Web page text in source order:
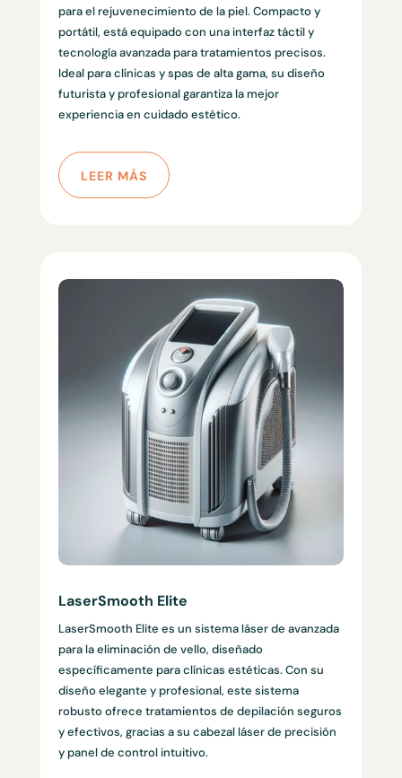
para el rejuvenecimiento de la piel. Compacto y
portátil, está equipado con una interfaz táctil y
tecnología avanzada para tratamientos precisos.
Ideal para clínicas y spas de alta gama, su diseño
futurista y profesional garantiza la mejor
experiencia en cuidado estético.
LEER MÁS
LaserSmooth Elite
LaserSmooth Elite es un sistema láser de avanzada
para la eliminación de vello, diseñado
específicamente para clínicas estéticas. Con su
diseño elegante y profesional, este sistema
robusto ofrece tratamientos de depilación seguros
y efectivos, gracias a su cabezal láser de precisión
y panel de control intuitivo.